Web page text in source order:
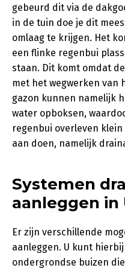
gebeurd dit via de
in de tuin doe je dit
omlaag te krijgen. Het
een flinke regenbui
staan. Dit komt omdat
met het wegwerken van
gazon kunnen namelijk
water opboksen,
regenbui overleven
aan doen, namelijk
Systemen
aanleggen
Er zijn verschillende
aanleggen. U kunt
ondergrondse buizen